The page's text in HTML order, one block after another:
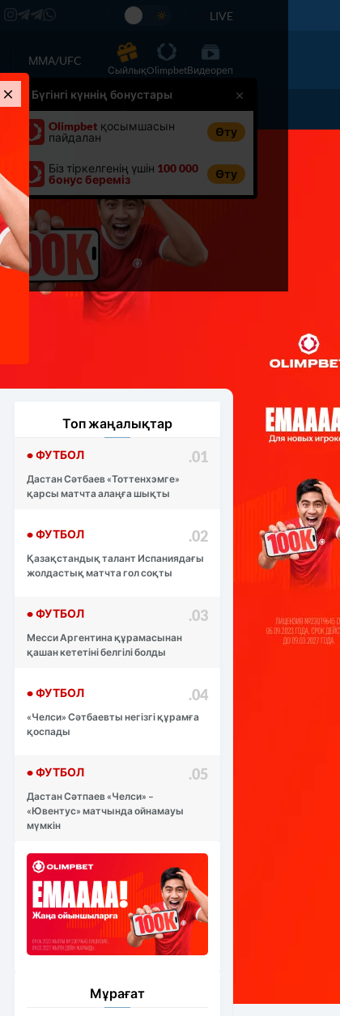
LIVE
ММА/UFC
Сыйлық
Бүгінгі күннің бонустары
Olimpbet қосымшасын
пайдалан
Өту
Біз тіркелгенің үшін 100 000
бонус береміз
Өту
OlimpbetВидеореп
Хабарландыру Басқа
Топ жаңалықтар
• ФУТБОЛ .01
Дастан Сәтбаев «Тоттенхэмге»
қарсы матчта алаңға шықты
• ФУТБОЛ .02
Қазақстандық талант Испаниядағы
жолдастық матчта гол соқты
• ФУТБОЛ .03
Месси Аргентина құрамасынан
қашан кететіні белгілі болды
• ФУТБОЛ .04
«Челси» Сәтбаевты негізгі құрамға
қоспады
• ФУТБОЛ .05
Дастан Сәтпаев «Челси» –
«Ювентус» матчында ойнамауы
мүмкін
Мұрағат